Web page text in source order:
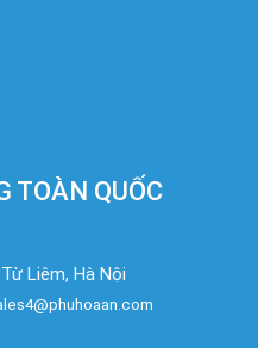
TOÀN QUỐC
Liêm, Hà Nội